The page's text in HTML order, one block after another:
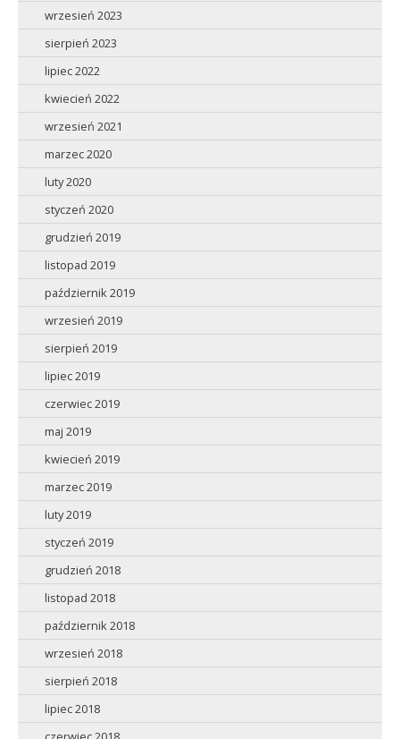
wrzesień 2023
sierpień 2023
lipiec 2022
kwiecień 2022
wrzesień 2021
marzec 2020
luty 2020
styczeń 2020
grudzień 2019
listopad 2019
październik 2019
wrzesień 2019
sierpień 2019
lipiec 2019
czerwiec 2019
maj 2019
kwiecień 2019
marzec 2019
luty 2019
styczeń 2019
grudzień 2018
listopad 2018
październik 2018
wrzesień 2018
sierpień 2018
lipiec 2018